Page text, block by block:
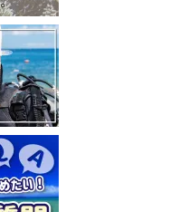
、その名も「水中世界」
コチラ】
campaign_owd_ja/c